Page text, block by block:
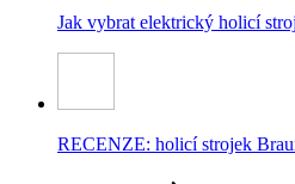
Jak vybrat elektrický holicí
RECENZE: holicí strojek